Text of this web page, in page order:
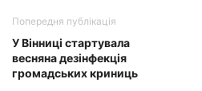
Попередня публікація
У Вінниці стартувала
весняна дезінфекція
громадських криниць